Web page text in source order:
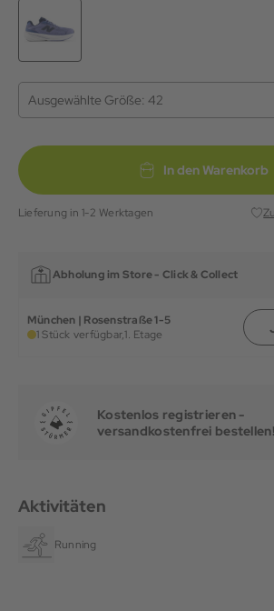
Ausgewählte Größe: 42
In den Warenkorb
Lieferung in 1-2 Werktagen
Abholung im Store - Click & Collect
München | Rosenstraße 1-5
1 Stück verfügbar,1. Etage
Kostenlos registrieren -
versandkostenfrei bestellen!
Aktivitäten
Running